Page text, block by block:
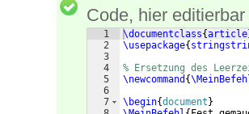
Code, hier
1
2
3
4
5
6
7
\documentclass{article
\usepackage{
% Ersetzung des
\newcommand {
\begin{document }